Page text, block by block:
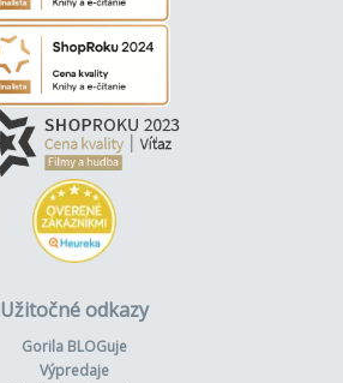
Užitočné odkazy
Gorila BLOGuje
Výpredaje